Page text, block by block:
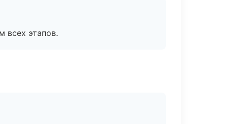
всех этапов.